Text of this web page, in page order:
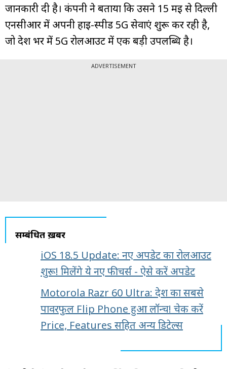
जानकारी दी है। कंपनी ने बताया कि उसने 15 मई से दिल्ली
एनसीआर में अपनी हाई-स्पीड 5G सेवाएं शुरू कर रही है,
जो देश भर में 5G रोलआउट में एक बड़ी उपलब्धि है।
ADVERTISEMENT
सम्बंधित ख़बरें
iOS 18.5 Update: नए अपडेट का रोलआउट
शुरू! मिलेंगे ये नए फीचर्स - ऐसे करें अपडेट
Motorola Razr 60 Ultra: देश का सबसे
पावरफुल Flip Phone हुआ लॉन्च! चेक करें
Price, Features सहित अन्य डिटेल्स